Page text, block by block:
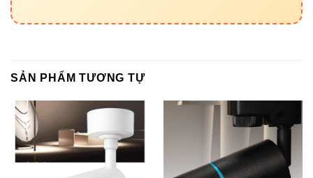
Phone/Zalo:
0933 320 468 – 0948 946 109 – 0938 461
348
Địa chỉ:37C Street No. 1, Long Trường Ward, Thủ Đức
City, TP.HCM
SẢN PHẨM TƯƠNG TỰ